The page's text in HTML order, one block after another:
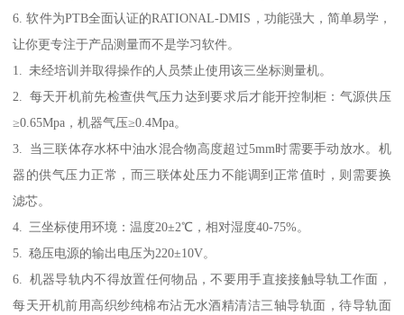
6. 软件为PTB全面认证的RATIONAL-DMIS，功能强大，简单易学，
让你更专注于产品测量而不是学习软件。
1. 未经培训并取得操作的人员禁止使用该三坐标测量机。
2. 每天开机前先检查供气压力达到要求后才能开控制柜：气源供压
≥0.65Mpa，机器气压≥0.4Mpa。
3. 当三联体存水杯中油水混合物高度超过5mm时需要手动放水。机
器的供气压力正常，而三联体处压力不能调到正常值时，则需要换
滤芯。
4. 三坐标使用环境：温度20±2℃，相对湿度40-75%。
5. 稳压电源的输出电压为220±10V。
6. 机器导轨内不得放置任何物品，不要用手直接接触导轨工作面，
每天开机前用高织纱纯棉布沾无水酒精清洁三轴导轨面，待导轨面